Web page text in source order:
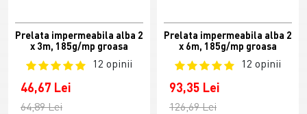
Prelata impermeabila alba 2
x 3m, 185g/mp groasa
12 opinii
46,67 Lei
64,89 Lei
Prelata impermeabila alba 2
x 6m, 185g/mp groasa
12 opinii
93,35 Lei
126,69 Lei